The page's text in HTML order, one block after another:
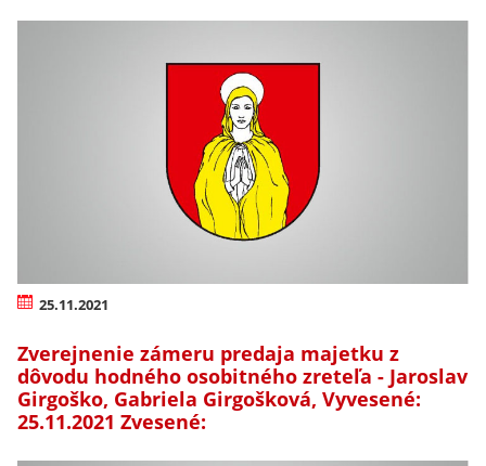
25.11.2021
Zverejnenie zámeru predaja majetku z
dôvodu hodného osobitného zreteľa - Jaroslav
Girgoško, Gabriela Girgošková, Vyvesené:
25.11.2021 Zvesené: